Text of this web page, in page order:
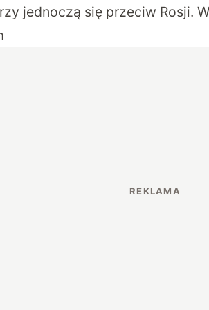
jednoczą się przeciw Rosji.